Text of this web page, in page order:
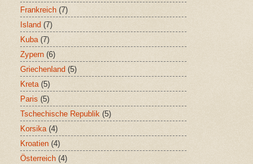
Frankreich (7)
Island (7)
Kuba (7)
Zypern (6)
Griechenland (5)
Kreta (5)
Paris (5)
Tschechische Republik (5)
Korsika (4)
Kroatien (4)
Österreich (4)